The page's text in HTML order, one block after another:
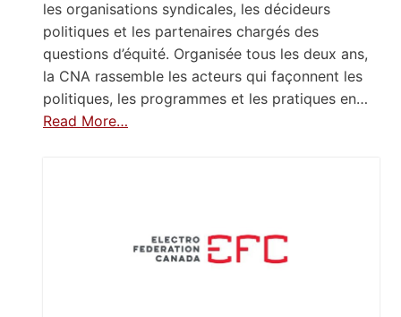
les organisations syndicales, les décideurs
politiques et les partenaires chargés des
questions d’équité. Organisée tous les deux ans,
la CNA rassemble les acteurs qui façonnent les
politiques, les programmes et les pratiques en…
Read More…